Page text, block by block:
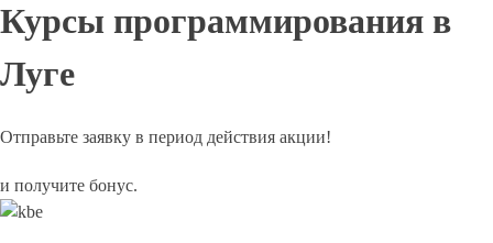
Курсы программирования в
Луге
Отправьте заявку в период действия акции!
и получите бонус.